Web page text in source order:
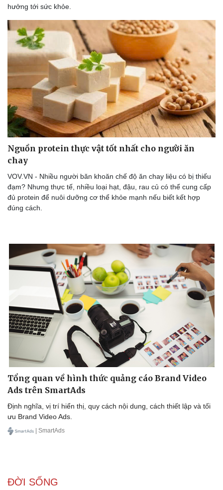
Doanh nghiệp
Thông tin doanh nghiệp
Doanh nghiệp 24h
Doanh nhân
Vì cộng đồng
Công nghệ
Sành điệu
Tin Công nghệ
Trải nghiệm
Chuyển đổi số
hưởng tới sức khỏe.
Nguồn protein thực vật tốt nhất cho người ăn
chay
VOV.VN - Nhiều người băn khoăn chế độ ăn chay liệu có bị thiếu
đạm? Nhưng thực tế, nhiều loại hạt, đậu, rau củ có thể cung cấp
đủ protein để nuôi dưỡng cơ thể khỏe mạnh nếu biết kết hợp
đúng cách.
Tổng quan về hình thức quảng cáo Brand Video
Ads trên SmartAds
Định nghĩa, vị trí hiển thị, quy cách nội dung, cách thiết lập và tối
ưu Brand Video Ads.
| SmartAds
ĐỜI SỐNG